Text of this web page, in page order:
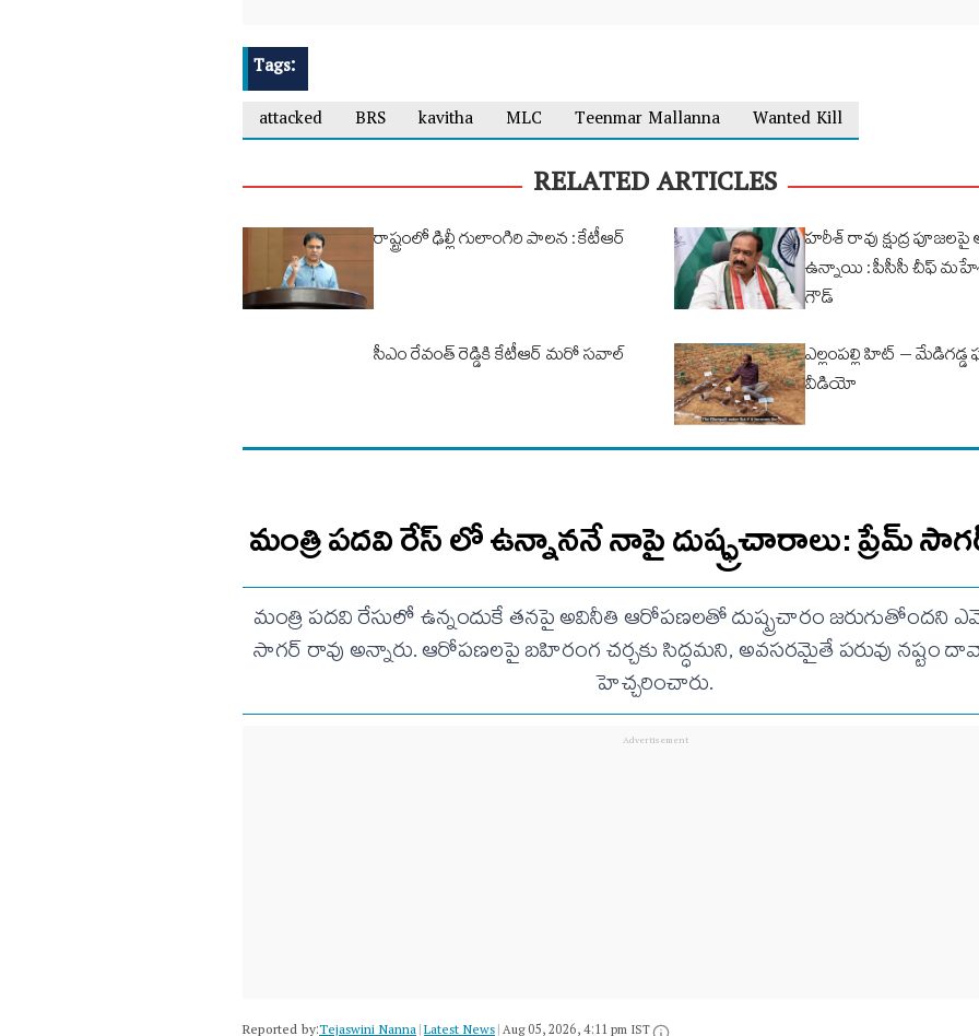
Tags:
attacked
BRS kavitha MLC Teenmar Mallanna Wanted Kill
RELATED ARTICLES
రాష్ట్రంలో ఢిల్లీ గులాంగిరి పాలన : కేటీఆర్
హరీశ్ రావు క్షుద్ర
ఉన్నాయి : పీసీసీ చీఫ్
గౌడ్
సీఎం రేవంత్ రెడ్డికి కేటీఆర్ మరో సవాల్
ఎల్లంపల్లి హిట్ – మేడిగడ్డ
వీడియో
మంత్రి పదవి రేస్ లో ఉన్నాననే నాపై దుష్ఫ్రచారాలు: ప్రేమ్
మంత్రి పదవి రేసులో ఉన్నందుకే తనపై అవినీతి ఆరోపణలతో దుష్ప్రచారం జరుగుతోందని
సాగర్ రావు అన్నారు. ఆరోపణలపై బహిరంగ చర్చకు సిద్ధమని, అవసరమైతే పరువు నష్టం
హెచ్చరించారు.